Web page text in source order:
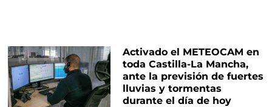
Activado el METEOCAM en
toda Castilla-La Mancha,
ante la previsión de fuertes
lluvias y tormentas
durante el día de hoy